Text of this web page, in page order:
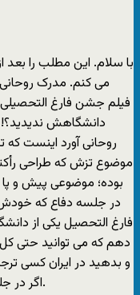
با سلام. این مطلب را بعد
مى کنم. مدرک
فیلم جشن فارغ
دانشگاهش ندیدید؟!
روحانى آورد اینست که
موضوع تزش که طراحى
بوده؛ موضوعى پیش و پا
در جلسه دفاع که
فارغ التحصیل یکى از
دهم که مى توانید حتى کل
و بدهید در ایران کسى
اگر در جلسه دفاع رد شوید، مدرکى نمى گیرید.